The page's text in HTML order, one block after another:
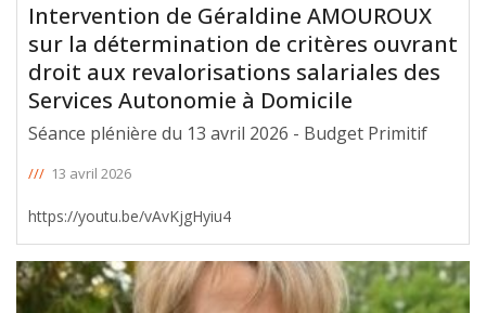
Intervention de Géraldine AMOUROUX
sur la détermination de critères ouvrant
droit aux revalorisations salariales des
Services Autonomie à Domicile
Séance plénière du 13 avril 2026 - Budget Primitif
/// 13 avril 2026
https://youtu.be/vAvKjgHyiu4